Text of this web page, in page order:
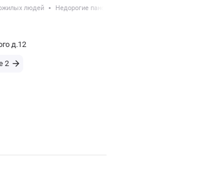
людей Недорогие пансионаты для пожилых
д.12
2